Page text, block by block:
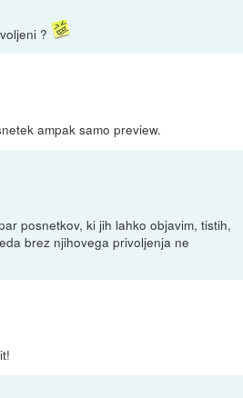
?
ampak samo preview.
posnetkov, ki jih lahko objavim, tistih,
brez njihovega privoljenja ne